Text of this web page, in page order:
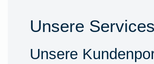
Unsere
Unsere